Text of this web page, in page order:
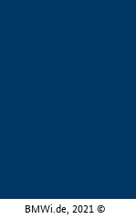
BMWi.de, 2021 ©